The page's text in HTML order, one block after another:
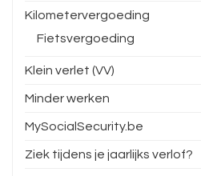
Kilometervergoeding
Fietsvergoeding
Klein verlet (VV)
Minder werken
MySocialSecurity.be
Ziek tijdens je jaarlijks verlof?